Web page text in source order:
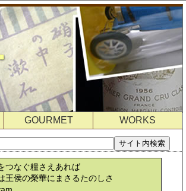
GOURMET WORKS
つなぐ糧さえあれば
王侯の榮華にまさるたのしさ